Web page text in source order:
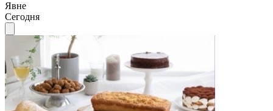
Явне
Сегодня